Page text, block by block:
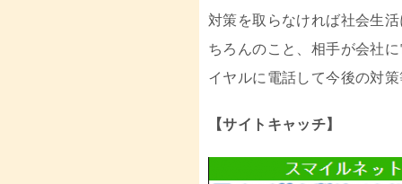
対策を取らなければ社会生
ちろんのこと、相手が会社
イヤルに電話して今後の対
【サイトキャッチ】